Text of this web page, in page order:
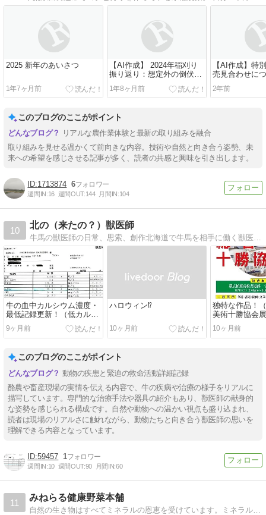
2025 新年のあいさつ
1年7ヶ月前
【AI作成】 2024年稲刈り
振り返り：想定外の倒伏と
収量減
1年8ヶ月前
【AI作成】特
売見合わせに
2年前
このブログのここがポイント
リアルな農作業体験と最新の取り組みを融合
取り組みを見せる温かくて前向きな内容。技術や自然と向き合う姿勢、未
来への希望を感じさせる記事が多く、読者の共感と興味を引き出します。
1713874 6
週間IN:16 週間OUT:144 月間IN:104
10
北の（来たの？）獣医師
牛の血中カルシウム濃度・
最低記録更新！（低カルシ
ウム選手権）
9ヶ月前
ハロウィン⁉︎
10ヶ月前
独特な作品！
美術十勝協会
10ヶ月前
このブログのここがポイント
動物の疾患と緊迫の救命活動詳細記録
酪農や畜産現場の実情を伝える内容で、牛の疾病や治療の様子をリアルに
描写しています。専門的な治療手法や器具の紹介もあり、獣医師の献身的
な姿勢を感じられる構成です。自然や動物への温かい視点も盛り込まれ、
読者は現場のリアルさに触れながら、動物たちと向き合う獣医師の思いを
理解できる内容となっています。
59457 1
週間IN:10 週間OUT:90 月間IN:60
11
みねらる健康野菜本舗
自然の生き物はすべてミネラルの恩恵を受けています。ミネラル不足の土、水 ミネラル不足の食物 ミネラル不足の身体 これは病気への下り坂の法則です。